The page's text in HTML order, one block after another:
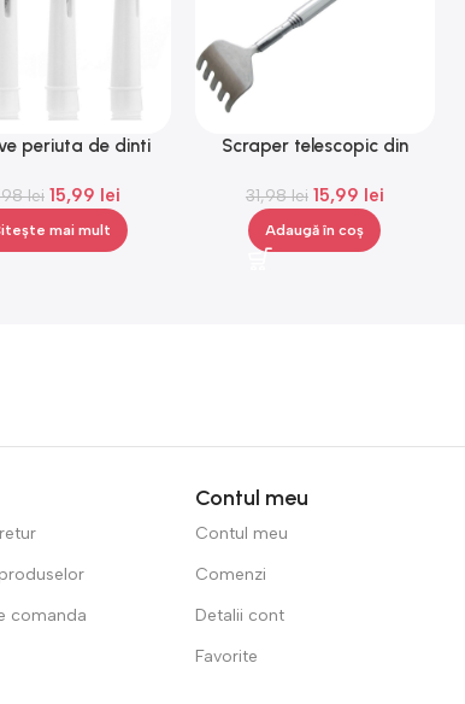
periuta de dinti
periuta, 4 bucati
lei 15,99 lei
mai mult
Scraper telescopic din
pentru spate, Gonga®
31,98lei 15,99 lei
Adaugă în coș
comanda
Contul meu
Contul meu
Comenzi
Detalii cont
Favorite